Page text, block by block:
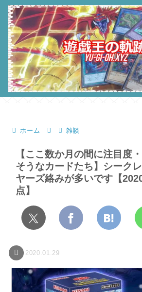
ホーム 雑談
【ここ数か月の間に注目度
そうなカードたち】シーク
ヤーズ絡みが多いです【
点】
2020.01.29